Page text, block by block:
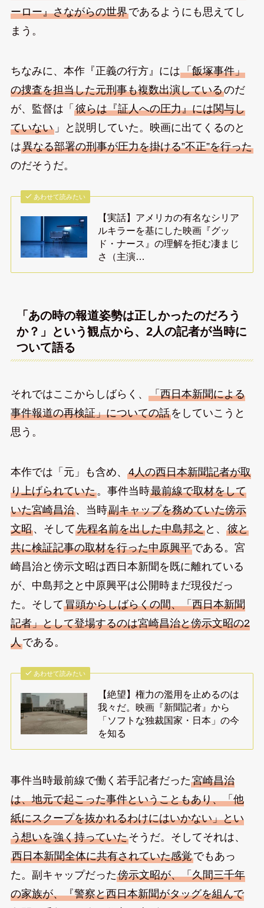
ーロー』さながらの世界であるようにも思えてし
まう。
ちなみに、本作『正義の行方』には「飯塚事件」
の捜査を担当した元刑事も複数出演しているのだ
が、監督は「 彼らは『証人への圧力』には関与し
ていない」と説明していた。映画に出てくるのと
は異なる部署の刑事が圧力を掛ける”不正”を行った
のだそうだ。
あわせて読みたい
【実話】アメリカの有名なシリア
ルキラーを基にした映画『グッ
ド・ナース』の理解を拒む凄まじ
さ（主演…
「あの時の報道姿勢は正しかったのだろう
か？」という観点から、2人の記者が当時に
ついて語る
それではここからしばらく、 「西日本新聞による
事件報道の再検証」についての話をしていこうと
思う。
本作では「元」も含め、 4人の西日本新聞記者が取
り上げられていた。事件当時最前線で取材をして
いた宮崎昌治、当時副キャップを務めていた傍示
文昭、そして先程名前を出した中島邦之と、 彼と
共に検証記事の取材を行った中原興平である。宮
崎昌治と傍示文昭は西日本新聞を既に離れている
が、中島邦之と中原興平は公開時まだ現役だっ
た。そして冒頭からしばらくの間、「西日本新聞
記者」として登場するのは宮崎昌治と傍示文昭の2
人である。
あわせて読みたい
【絶望】権力の濫用を止めるのは
我々だ。映画『新聞記者』から
「ソフトな独裁国家・日本」の今
を知る
事件当時最前線で働く若手記者だった宮崎昌治
は、地元で起こった事件ということもあり、「他
紙にスクープを抜かれるわけにはいかない」とい
う想いを強く持っていたそうだ。そしてそれは、
西日本新聞全体に共有されていた感覚でもあっ
た。副キャップだった傍示文昭が、「久間三千年
の家族が、『警察と西日本新聞がタッグを組んで